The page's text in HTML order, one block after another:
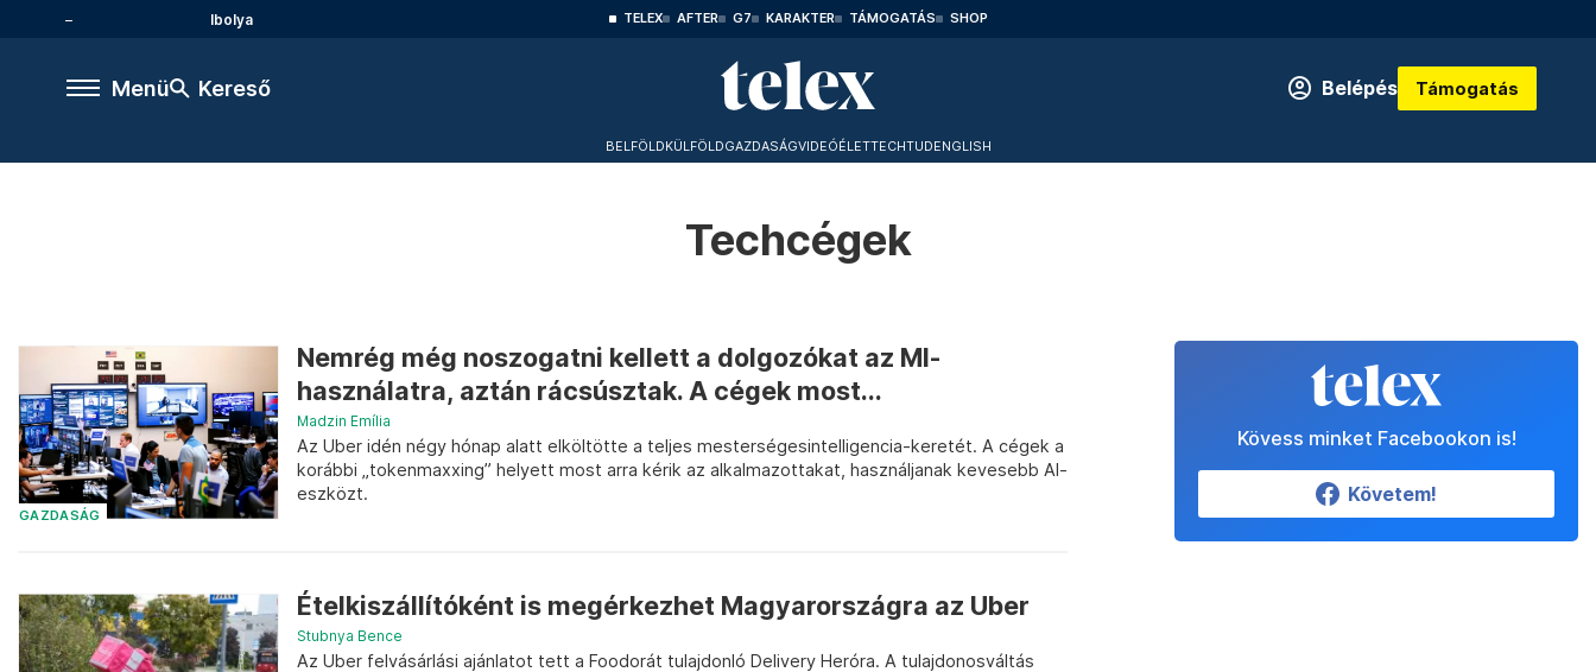
Ibolya TELEX AFTER G7 KARAKTER TÁMOGATÁS SHOP
Menü Kereső Belépés Támogatás
BELFÖLDKÜLFÖLDGAZDASÁGVIDEÓÉLETTECHTUDENGLISH
Techcégek
GAZDASÁG
Nemrég még noszogatni kellett a dolgozókat az MI-
használatra, aztán rácsúsztak. A cégek most...
Madzin Emília
Az Uber idén négy hónap alatt elköltötte a teljes mesterségesintelligencia-keretét. A cégek a
korábbi „tokenmaxxing” helyett most arra kérik az alkalmazottakat, használjanak kevesebb AI-
eszközt.
Ételkiszállítóként is megérkezhet Magyarországra az Uber
Stubnya Bence
Az Uber felvásárlási ajánlatot tett a Foodorát tulajdonló Delivery Heróra. A tulajdonosváltás
Kövess minket Facebookon is!
Követem!